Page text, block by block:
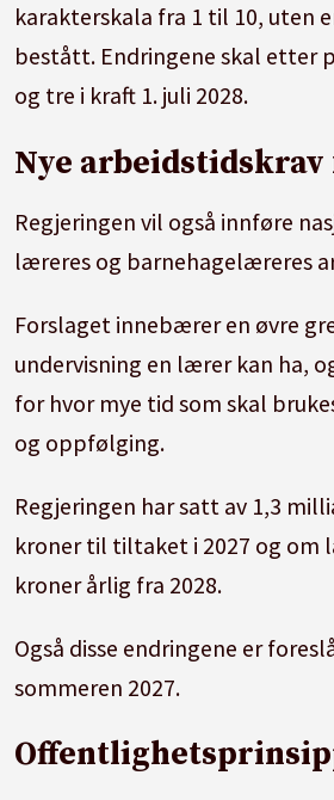
karakterskala fra 1 til 10, uten
bestått. Endringene skal etter
og tre i kraft 1. juli 2028.
Nye
Regjeringen vil også innføre
læreres og barnehagelæreres
Forslaget innebærer en øvre
undervisning en lærer kan ha,
for hvor mye tid som skal
og oppfølging.
Regjeringen har satt av 1,3
kroner til tiltaket i 2027 og om
kroner årlig fra 2028.
Også disse endringene er
sommeren 2027.